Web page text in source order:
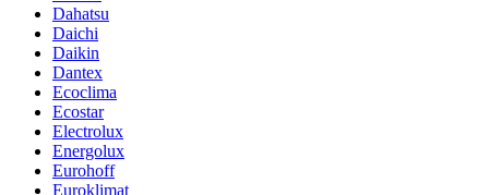
Dahatsu
Daichi
Daikin
Dantex
Ecoclima
Ecostar
Electrolux
Energolux
Eurohoff
Euroklimat